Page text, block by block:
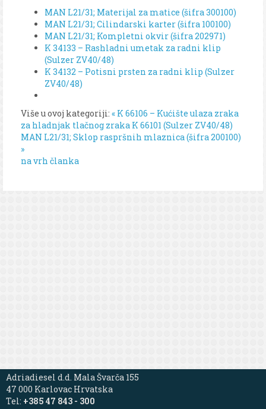
MAN L21/31; Materijal za matice (šifra 300100)
MAN L21/31; Cilindarski karter (šifra 100100)
MAN L21/31; Kompletni okvir (šifra 202971)
K 34133 – Rashladni umetak za radni klip
(Sulzer ZV40/48)
K 34132 – Potisni prsten za radni klip (Sulzer
ZV40/48)
Više u ovoj kategoriji: « K 66106 – Kućište ulaza zraka
za hladnjak tlačnog zraka K 66101 (Sulzer ZV40/48)
MAN L21/31; Sklop raspršnih mlaznica (šifra 200100)
»
na vrh članka
Adriadiesel d.d. Mala Švarča 155
47 000 Karlovac Hrvatska
Tel: +385 47 843 - 300